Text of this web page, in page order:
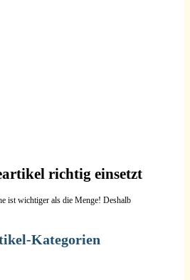
richtig einsetzt
ist wichtiger als die Menge! Deshalb
Kategorien